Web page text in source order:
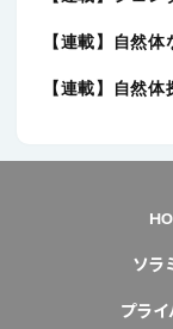
【連載】自然体
ソラ
プラ